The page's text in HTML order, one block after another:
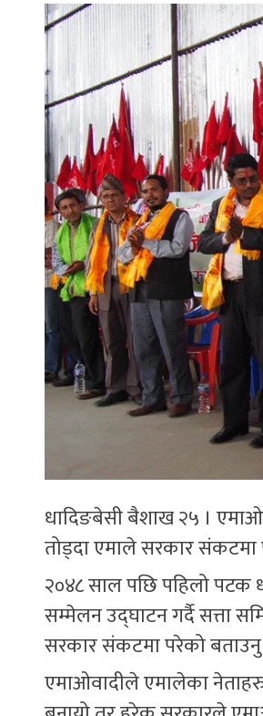
धादिङबेसी बैशाख २५ ।
तोड्दा एमाले सरकार
२०४८ साल पछि पहिलो
सम्मेलन उद्घाटन गर्दै
सरकार संकटमा परेको बताउनु
एमाओवादीले एमालेका